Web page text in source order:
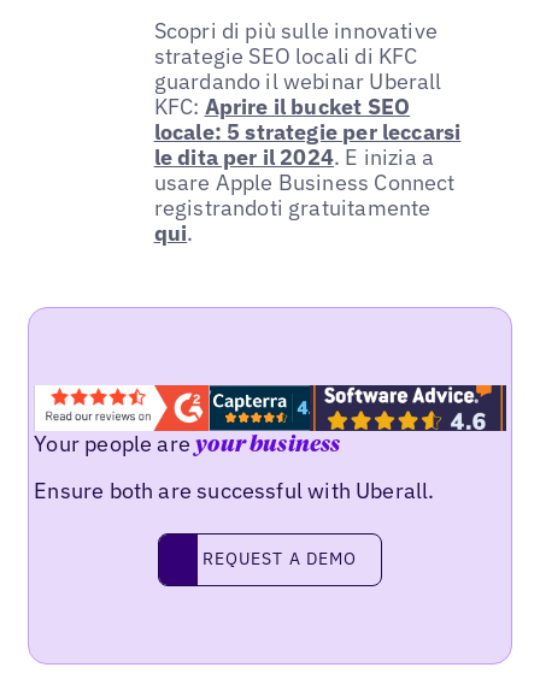
Scopri di più sulle innovative
strategie SEO locali di KFC
guardando il webinar Uberall
KFC: Aprire il bucket SEO
locale: 5 strategie per leccarsi
le dita per il 2024. E inizia a
usare Apple Business Connect
registrandoti gratuitamente
qui.
Your people areyour business
Ensure both are successful with Uberall.
request a demo
REQUEST A DEMO